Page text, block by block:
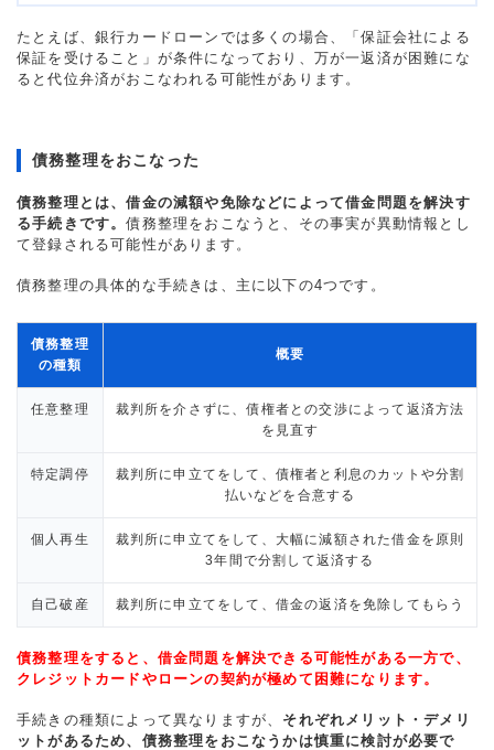
たとえば、銀行カードローンでは多くの場合、「保証会社による
保証を受けること」が条件になっており、万が一返済が困難にな
ると代位弁済がおこなわれる可能性があります。
債務整理をおこなった
債務整理とは、借金の減額や免除などによって借金問題を解決す
る手続きです。債務整理をおこなうと、その事実が異動情報とし
て登録される可能性があります。
債務整理の具体的な手続きは、主に以下の4つです。
債務整理
の種類
概要
任意整理
裁判所を介さずに、債権者との交渉によって返済方法
を見直す
特定調停
裁判所に申立てをして、債権者と利息のカットや分割
払いなどを合意する
個人再生
裁判所に申立てをして、大幅に減額された借金を原則
3年間で分割して返済する
自己破産 裁判所に申立てをして、借金の返済を免除してもらう
債務整理をすると、借金問題を解決できる可能性がある一方で、
クレジットカードやローンの契約が極めて困難になります。
手続きの種類によって異なりますが、 それぞれメリット・デメリ
ットがあるため、債務整理をおこなうかは慎重に検討が必要で